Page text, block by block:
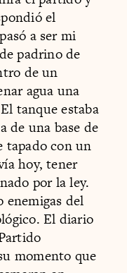
el
a ser mi
padrino de
de un
agua una
tanque estaba
de una base de
tapado con un
hoy, tener
por la ley.
enemigas del
El diario
momento que